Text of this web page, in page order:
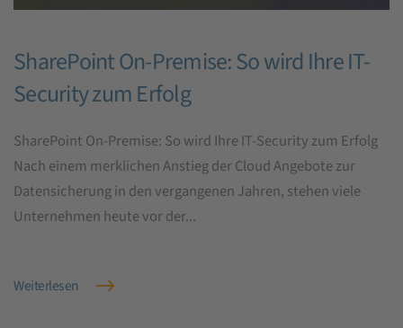
SharePoint On-Premise: So wird Ihre IT-
Security zum Erfolg
SharePoint On-Premise: So wird Ihre IT-Security zum Erfolg
Nach einem merklichen Anstieg der Cloud Angebote zur
Datensicherung in den vergangenen Jahren, stehen viele
Unternehmen heute vor der...
Weiterlesen